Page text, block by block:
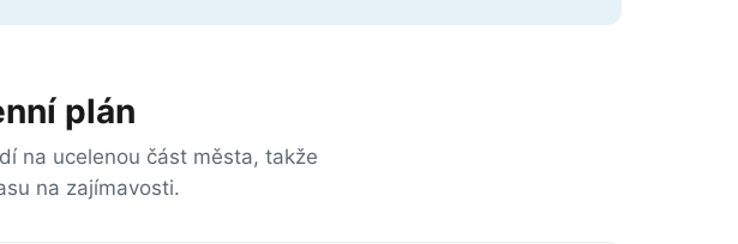
plán
na ucelenou část města, takže
na zajímavosti.